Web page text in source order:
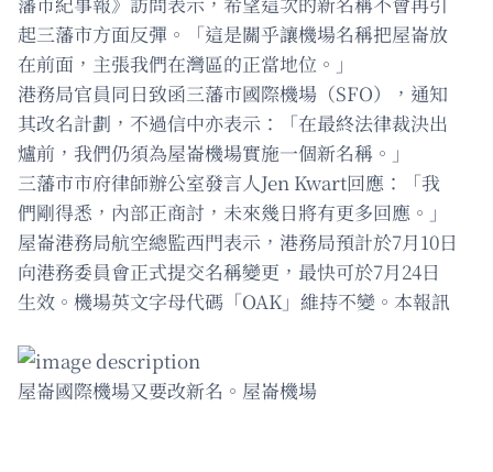
起三藩市方面反彈。「這是關乎讓機場名稱把屋崙放
在前面，主張我們在灣區的正當地位。」
港務局官員同日致函三藩市國際機場（SFO），通知
其改名計劃，不過信中亦表示：「在最終法律裁決出
爐前，我們仍須為屋崙機場實施一個新名稱。」
三藩市市府律師辦公室發言人Jen Kwart回應：「我
們剛得悉，內部正商討，未來幾日將有更多回應。」
屋崙港務局航空總監西門表示，港務局預計於7月10日
向港務委員會正式提交名稱變更，最快可於7月24日
生效。機場英文字母代碼「OAK」維持不變。本報訊
屋崙國際機場又要改新名。屋崙機場